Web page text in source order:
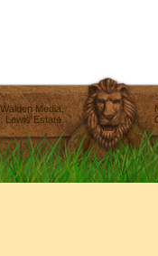
Walden Media
Lewis Estate.